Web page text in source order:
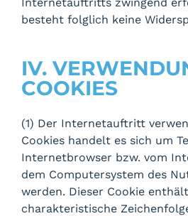
besteht folglich keine
IV.
COOKIES
(1) Der Internetauftritt
Cookies handelt es sich um
Internetbrowser bzw. vom
dem Computersystem des
werden. Dieser Cookie
charakteristische